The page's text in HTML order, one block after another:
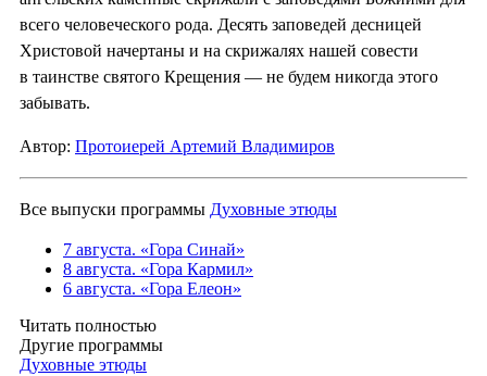
всего человеческого рода. Десять заповедей десницей
Христовой начертаны и на скрижалях нашей совести
в таинстве святого Крещения — не будем никогда этого
забывать.
Автор: Протоиерей Артемий Владимиров
Все выпуски программы Духовные этюды
7 августа. «Гора Синай»
8 августа. «Гора Кармил»
6 августа. «Гора Елеон»
Читать полностью
Другие программы
Духовные этюды